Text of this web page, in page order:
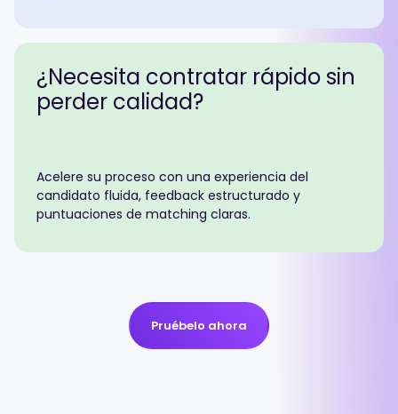
¿Necesita contratar rápido sin
perder calidad?
Acelere su proceso con una experiencia del
candidato fluida, feedback estructurado y
puntuaciones de matching claras.
Pruébelo ahora